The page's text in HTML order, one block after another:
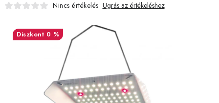
Webáruház értékelése Márka Vásárlás
Nincs értékelés Ugrás az értékeléshez
0 %